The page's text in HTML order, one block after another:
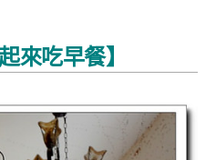
來吃早餐】